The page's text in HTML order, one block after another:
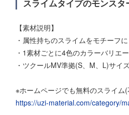
スライムタイプのモンスタ
【素材説明】
・属性持ちのスライムをモチーフに
・1素材ごとに4色のカラーバリエ
・ツクールMV準拠(S、M、L)サイ
※ホームページでも無料のスライム(
https://uzi-material.com/category/